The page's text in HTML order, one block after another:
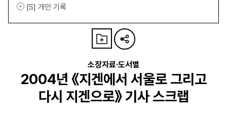
[S] 개인 기록
소장자료·도서별
2004년 《지겐에서 서울로 그리고
다시 지겐으로》 기사 스크랩